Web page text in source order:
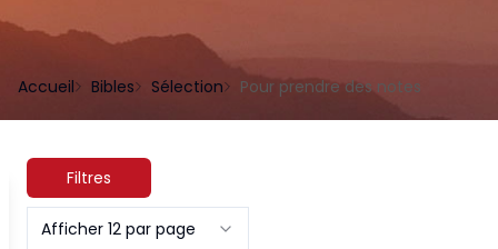
Accueil Bibles Sélection Pour prendre des notes
Filtres
Afficher 12 par page